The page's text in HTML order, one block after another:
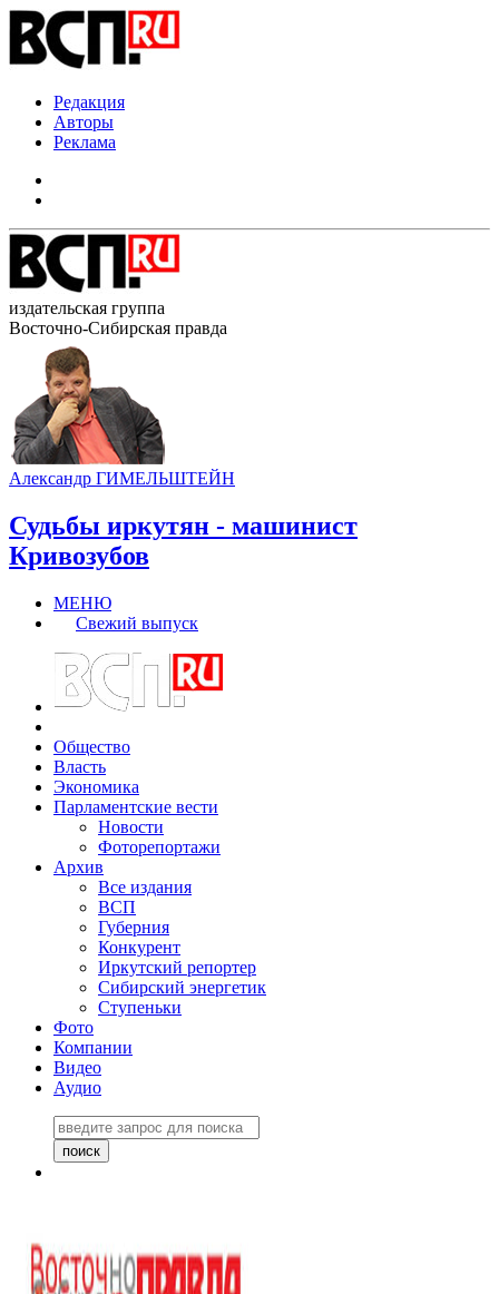
Редакция
Авторы
Реклама
издательская группа
Восточно-Сибирская правда
Александр ГИМЕЛЬШТЕЙН
Судьбы иркутян - машинист
Кривозубов
МЕНЮ
Свежий выпуск
Общество
Власть
Экономика
Парламентские вести
Новости
Фоторепортажи
Архив
Все издания
ВСП
Губерния
Конкурент
Иркутский репортер
Сибирский энергетик
Ступеньки
Фото
Компании
Видео
Аудио